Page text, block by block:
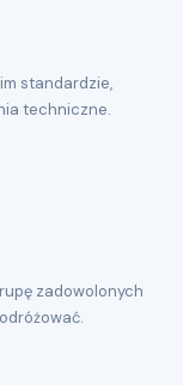
standardzie,
techniczne.
zadowolonych